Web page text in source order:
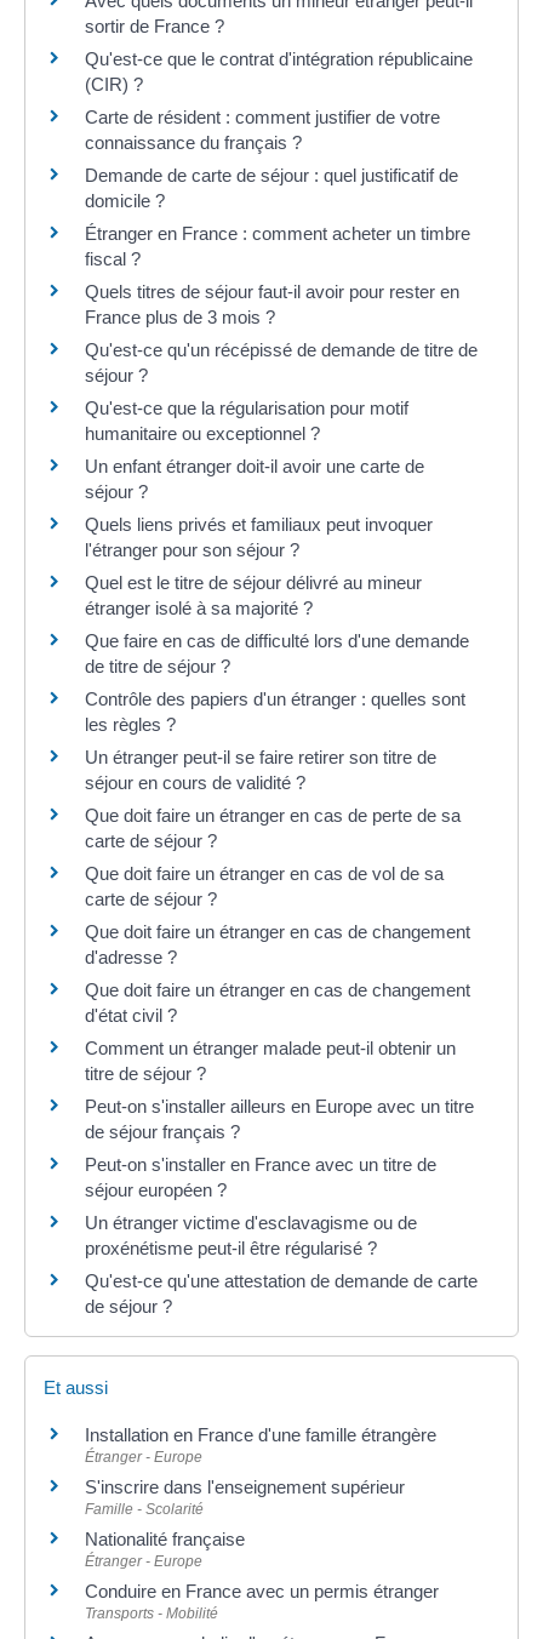
sortir de France ?
Qu'est-ce que le contrat d'intégration républicaine
(CIR) ?
Carte de résident : comment justifier de votre
connaissance du français ?
Demande de carte de séjour : quel justificatif de
domicile ?
Étranger en France : comment acheter un timbre
fiscal ?
Quels titres de séjour faut-il avoir pour rester en
France plus de 3 mois ?
Qu'est-ce qu'un récépissé de demande de titre de
séjour ?
Qu'est-ce que la régularisation pour motif
humanitaire ou exceptionnel ?
Un enfant étranger doit-il avoir une carte de
séjour ?
Quels liens privés et familiaux peut invoquer
l'étranger pour son séjour ?
Quel est le titre de séjour délivré au mineur
étranger isolé à sa majorité ?
Que faire en cas de difficulté lors d'une demande
de titre de séjour ?
Contrôle des papiers d'un étranger : quelles sont
les règles ?
Un étranger peut-il se faire retirer son titre de
séjour en cours de validité ?
Que doit faire un étranger en cas de perte de sa
carte de séjour ?
Que doit faire un étranger en cas de vol de sa
carte de séjour ?
Que doit faire un étranger en cas de changement
d'adresse ?
Que doit faire un étranger en cas de changement
d'état civil ?
Comment un étranger malade peut-il obtenir un
titre de séjour ?
Peut-on s'installer ailleurs en Europe avec un titre
de séjour français ?
Peut-on s'installer en France avec un titre de
séjour européen ?
Un étranger victime d'esclavagisme ou de
proxénétisme peut-il être régularisé ?
Qu'est-ce qu'une attestation de demande de carte
de séjour ?
Et aussi
Installation en France d'une famille étrangère
Étranger - Europe
S'inscrire dans l'enseignement supérieur
Famille - Scolarité
Nationalité française
Étranger - Europe
Conduire en France avec un permis étranger
Transports - Mobilité